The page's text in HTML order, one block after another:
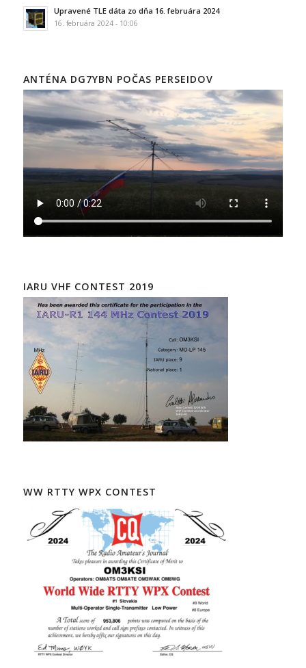
Upravené TLE dáta zo dňa 16. februára 2024
16. februára 2024 - 10:06
ANTÉNA DG7YBN POČAS PERSEIDOV
IARU VHF CONTEST 2019
WW RTTY WPX CONTEST